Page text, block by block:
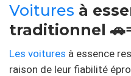
Voitures à
traditionnel
Les voitures à essence
raison de leur fiabilité